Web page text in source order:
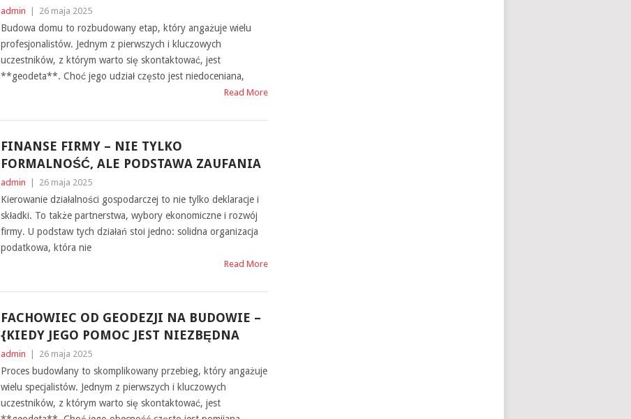
admin 26 maja 2025
Budowa domu to rozbudowany etap, który angażuje wielu
profesjonalistów. Jednym z pierwszych i kluczowych
uczestników, z którym warto się skontaktować, jest
**geodeta**. Choć jego udział często jest niedoceniana,
Read More
FINANSE FIRMY – NIE TYLKO
FORMALNOŚĆ, ALE PODSTAWA ZAUFANIA
admin 26 maja 2025
Kierowanie działalności gospodarczej to nie tylko deklaracje i
składki. To także partnerstwa, wybory ekonomiczne i rozwój
firmy. U podstaw tych działań stoi jedno: solidna organizacja
podatkowa, która nie
Read More
FACHOWIEC OD GEODEZJI NA BUDOWIE –
{KIEDY JEGO POMOC JEST NIEZBĘDNA
admin 26 maja 2025
Proces budowlany to skomplikowany przebieg, który angażuje
wielu specjalistów. Jednym z pierwszych i kluczowych
uczestników, z którym warto się skontaktować, jest